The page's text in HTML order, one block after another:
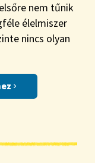
nem tűnik
élelmiszer
nincs olyan